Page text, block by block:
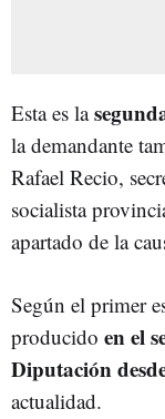
Esta es la
la demandante
Rafael Recio,
socialista
apartado de la
Según el primer
producido en el
Diputación
actualidad.